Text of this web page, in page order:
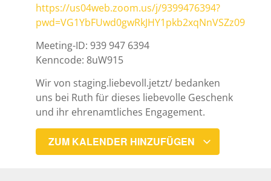
https://us04web.zoom.us/j/9399476394?
pwd=VG1YbFUwd0gwRkJHY1pkb2xqNnVSZz09
Meeting-ID: 939 947 6394
Kenncode: 8uW915
Wir von staging.liebevoll.jetzt/ bedanken
uns bei Ruth für dieses liebevolle Geschenk
und ihr ehrenamtliches Engagement.
ZUM KALENDER HINZUFÜGEN